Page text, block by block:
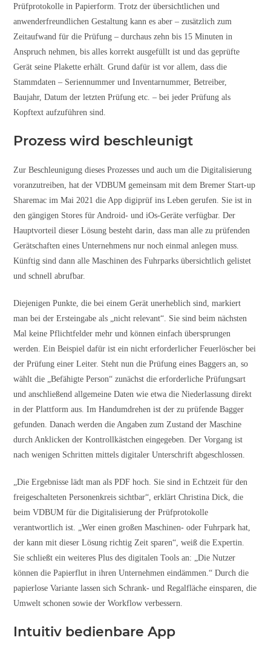
Prüfprotokolle in Papierform. Trotz der übersichtlichen und
anwenderfreundlichen Gestaltung kann es aber – zusätzlich zum
Zeitaufwand für die Prüfung – durchaus zehn bis 15 Minuten in
Anspruch nehmen, bis alles korrekt ausgefüllt ist und das geprüfte
Gerät seine Plakette erhält. Grund dafür ist vor allem, dass die
Stammdaten – Seriennummer und Inventarnummer, Betreiber,
Baujahr, Datum der letzten Prüfung etc. – bei jeder Prüfung als
Kopftext aufzuführen sind.
Prozess wird beschleunigt
Zur Beschleunigung dieses Prozesses und auch um die Digitalisierung
voranzutreiben, hat der VDBUM gemeinsam mit dem Bremer Start-up
Sharemac im Mai 2021 die App digiprüf ins Leben gerufen. Sie ist in
den gängigen Stores für Android- und iOs-Geräte verfügbar. Der
Hauptvorteil dieser Lösung besteht darin, dass man alle zu prüfenden
Gerätschaften eines Unternehmens nur noch einmal anlegen muss.
Künftig sind dann alle Maschinen des Fuhrparks übersichtlich gelistet
und schnell abrufbar.
Diejenigen Punkte, die bei einem Gerät unerheblich sind, markiert
man bei der Ersteingabe als „nicht relevant“. Sie sind beim nächsten
Mal keine Pflichtfelder mehr und können einfach übersprungen
werden. Ein Beispiel dafür ist ein nicht erforderlicher Feuerlöscher bei
der Prüfung einer Leiter. Steht nun die Prüfung eines Baggers an, so
wählt die „Befähigte Person“ zunächst die erforderliche Prüfungsart
und anschließend allgemeine Daten wie etwa die Niederlassung direkt
in der Plattform aus. Im Handumdrehen ist der zu prüfende Bagger
gefunden. Danach werden die Angaben zum Zustand der Maschine
durch Anklicken der Kontrollkästchen eingegeben. Der Vorgang ist
nach wenigen Schritten mittels digitaler Unterschrift abgeschlossen.
„Die Ergebnisse lädt man als PDF hoch. Sie sind in Echtzeit für den
freigeschalteten Personenkreis sichtbar“, erklärt Christina Dick, die
beim VDBUM für die Digitalisierung der Prüfprotokolle
verantwortlich ist. „Wer einen großen Maschinen- oder Fuhrpark hat,
der kann mit dieser Lösung richtig Zeit sparen“, weiß die Expertin.
Sie schließt ein weiteres Plus des digitalen Tools an: „Die Nutzer
können die Papierflut in ihren Unternehmen eindämmen.“ Durch die
papierlose Variante lassen sich Schrank- und Regalfläche einsparen, die
Umwelt schonen sowie der Workflow verbessern.
Intuitiv bedienbare App